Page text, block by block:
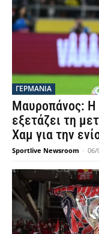
ΓΕΡΜΑΝΙΑ
Μαυροπάνος:
εξετάζει τη
Χαμ για την
Sportlive Newsroom - 06/